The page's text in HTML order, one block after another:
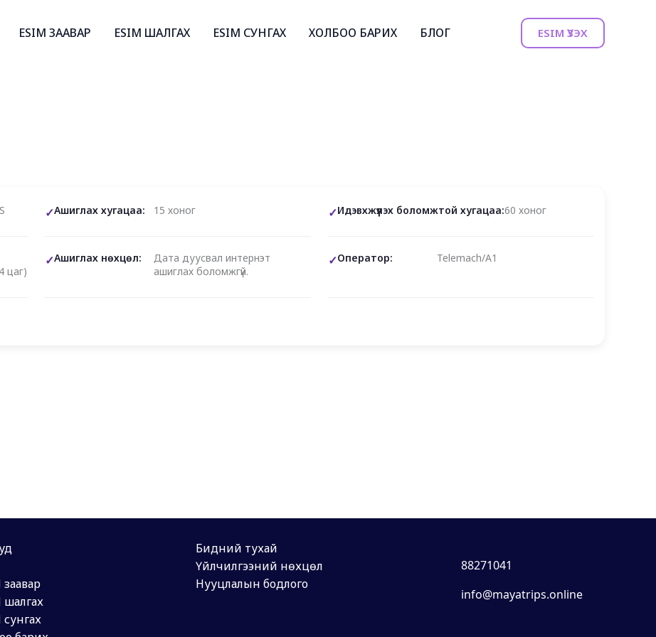
ESIM ЗААВАР ESIM ШАЛГАХ ESIM СУНГАХ ХОЛБОО БАРИХ БЛОГ ESIM ҮЗЭХ
Ашиглах хугацаа: 15 хоног Идэвхжүүлэх боломжтой хугацаа:60 хоног
цаг)
Ашиглах нөхцөл:
Дата дуусвал интернэт
ашиглах боломжгүй.
Оператор: Telemach/A1
шалгах
сунгах
Бидний тухай
Үйлчилгээний нөхцөл
Нууцлалын бодлого
88271041
info@mayatrips.online